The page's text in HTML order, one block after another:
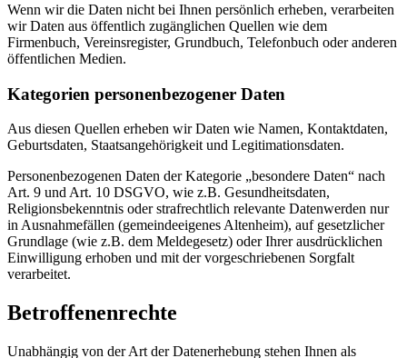
Wenn wir die Daten nicht bei Ihnen persönlich erheben, verarbeiten
wir Daten aus öffentlich zugänglichen Quellen wie dem
Firmenbuch, Vereinsregister, Grundbuch, Telefonbuch oder anderen
öffentlichen Medien.
Kategorien personenbezogener Daten
Aus diesen Quellen erheben wir Daten wie Namen, Kontaktdaten,
Geburtsdaten, Staatsangehörigkeit und Legitimationsdaten.
Personenbezogenen Daten der Kategorie „besondere Daten“ nach
Art. 9 und Art. 10 DSGVO, wie z.B. Gesundheitsdaten,
Religionsbekenntnis oder strafrechtlich relevante Datenwerden nur
in Ausnahmefällen (gemeindeeigenes Altenheim), auf gesetzlicher
Grundlage (wie z.B. dem Meldegesetz) oder Ihrer ausdrücklichen
Einwilligung erhoben und mit der vorgeschriebenen Sorgfalt
verarbeitet.
Betroffenenrechte
Unabhängig von der Art der Datenerhebung stehen Ihnen als